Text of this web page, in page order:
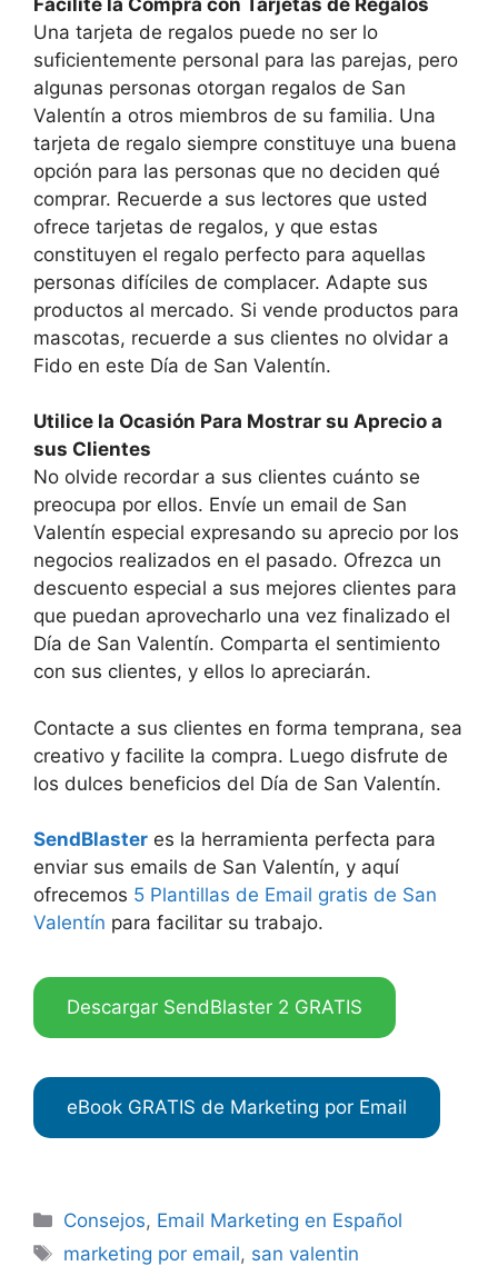
Una tarjeta de regalos puede no ser lo
suficientemente personal para las parejas, pero
algunas personas otorgan regalos de San
Valentín a otros miembros de su familia. Una
tarjeta de regalo siempre constituye una buena
opción para las personas que no deciden qué
comprar. Recuerde a sus lectores que usted
ofrece tarjetas de regalos, y que estas
constituyen el regalo perfecto para aquellas
personas difíciles de complacer. Adapte sus
productos al mercado. Si vende productos para
mascotas, recuerde a sus clientes no olvidar a
Fido en este Día de San Valentín.
Utilice la Ocasión Para Mostrar su Aprecio a
sus Clientes
No olvide recordar a sus clientes cuánto se
preocupa por ellos. Envíe un email de San
Valentín especial expresando su aprecio por los
negocios realizados en el pasado. Ofrezca un
descuento especial a sus mejores clientes para
que puedan aprovecharlo una vez finalizado el
Día de San Valentín. Comparta el sentimiento
con sus clientes, y ellos lo apreciarán.
Contacte a sus clientes en forma temprana, sea
creativo y facilite la compra. Luego disfrute de
los dulces beneficios del Día de San Valentín.
SendBlaster es la herramienta perfecta para
enviar sus emails de San Valentín, y aquí
ofrecemos 5 Plantillas de Email gratis de San
Valentín para facilitar su trabajo.
Descargar SendBlaster 2 GRATIS
eBook GRATIS de Marketing por Email
Categories
Consejos, Email Marketing en Español
Tags
marketing por email, san valentin